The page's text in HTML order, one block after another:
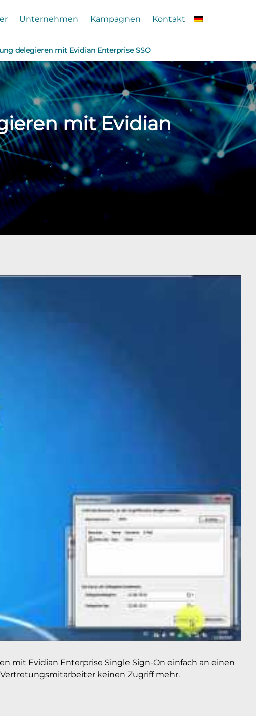
Unternehmen Kampagnen Kontakt
delegieren mit Evidian Enterprise SSO
mit Evidian
mit Evidian Enterprise Single Sign-On einfach an einen
keinen Zugriff mehr.